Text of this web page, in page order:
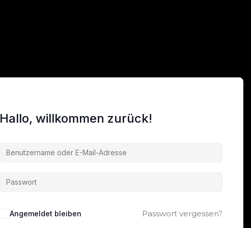
Hallo, willkommen zurück!
Angemeldet bleiben Passwort vergessen?